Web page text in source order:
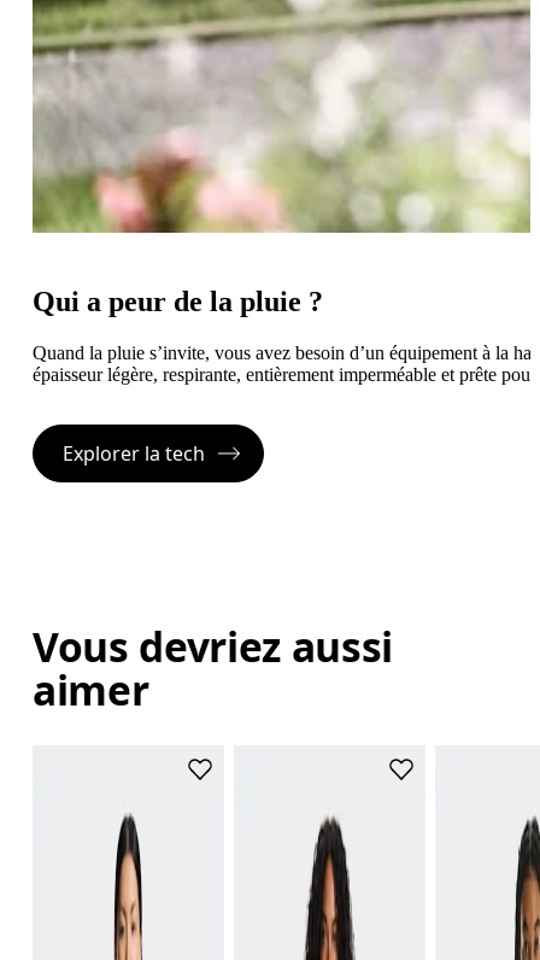
Qui a peur de la pluie ?
Quand la pluie s’invite, vous avez besoin d’un équipement à la
épaisseur légère, respirante, entièrement imperméable et prête
Explorer la tech
Vous devriez aussi
aimer